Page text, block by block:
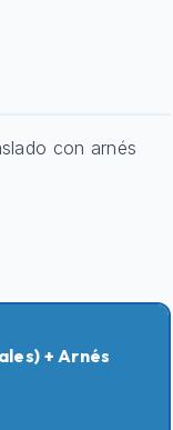
con arnés
+ Arnés